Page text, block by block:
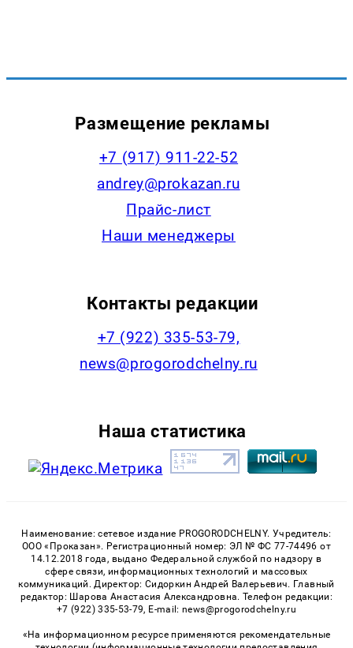
Размещение рекламы
+7 (917) 911-22-52
andrey@prokazan.ru
Прайс-лист
Наши менеджеры
Контакты редакции
+7 (922) 335-53-79,
news@progorodchelny.ru
Наша статистика
Наименование: сетевое издание PROGORODCHELNY. Учредитель:
ООО «Проказан». Регистрационный номер: ЭЛ № ФС 77-74496 от
14.12.2018 года, выдано Федеральной службой по надзору в
сфере связи, информационных технологий и массовых
коммуникаций. Директор: Сидоркин Андрей Валерьевич. Главный
редактор: Шарова Анастасия Александровна. Телефон редакции:
+7 (922) 335-53-79, E-mail: news@progorodchelny.ru
«На информационном ресурсе применяются рекомендательные